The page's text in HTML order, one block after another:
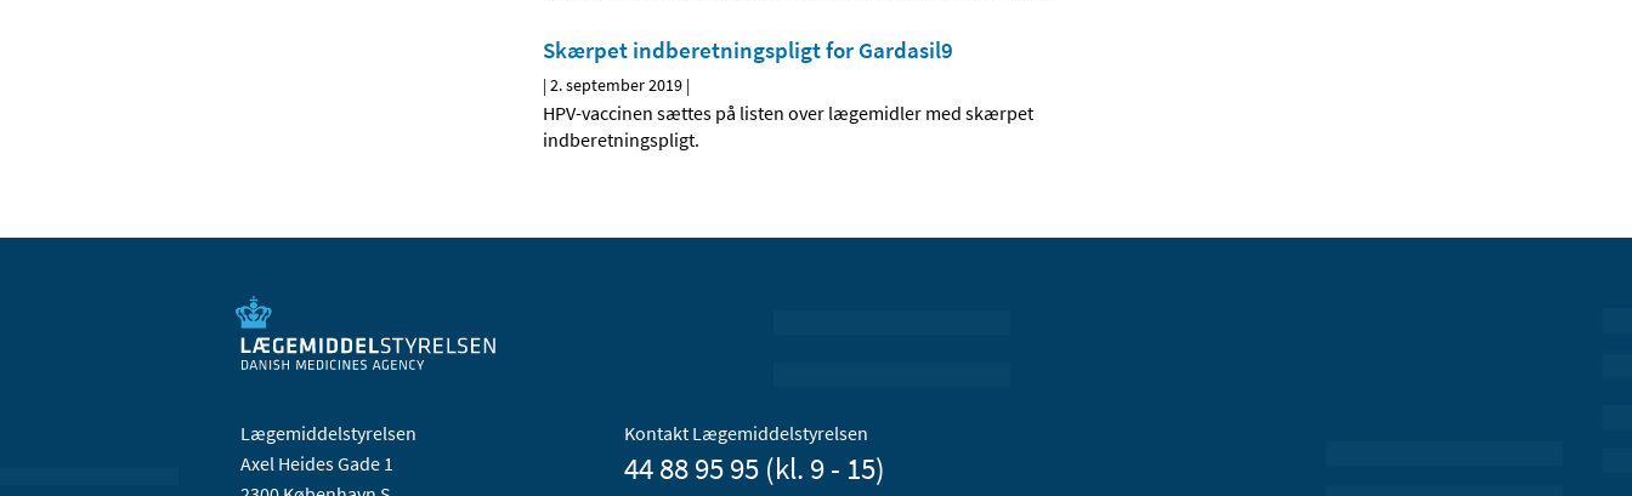
Skærpet indberetningspligt for Gardasil9
|2. september 2019 |
HPV-vaccinen sættes på listen over lægemidler med skærpet
indberetningspligt.
Lægemiddelstyrelsen
Axel Heides Gade 1
Kontakt Lægemiddelstyrelsen
44 88 95 95 (kl. 9 - 15)